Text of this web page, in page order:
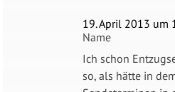
19. April 2013 um
Name
Ich schon
so, als hätte in